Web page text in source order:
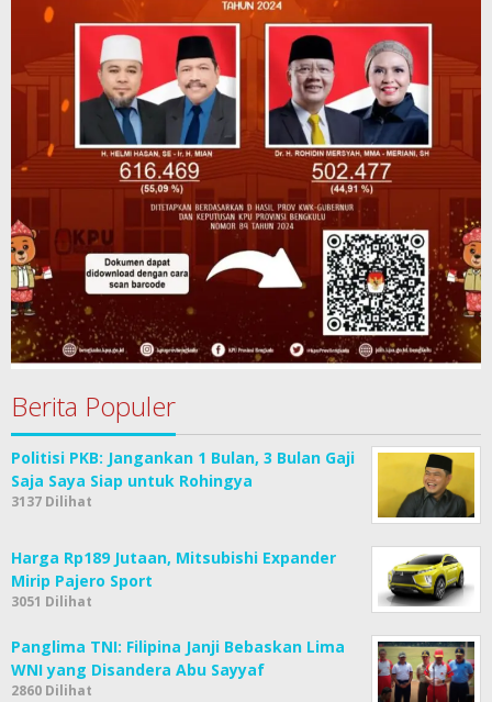
Berita Populer
Politisi PKB: Jangankan 1 Bulan, 3 Bulan Gaji
Saja Saya Siap untuk Rohingya
3137 Dilihat
Harga Rp189 Jutaan, Mitsubishi Expander
Mirip Pajero Sport
3051 Dilihat
Panglima TNI: Filipina Janji Bebaskan Lima
WNI yang Disandera Abu Sayyaf
2860 Dilihat